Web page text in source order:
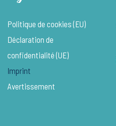
Politique de cookies (EU)
Déclaration de
confidentialité (UE)
Imprint
Avertissement